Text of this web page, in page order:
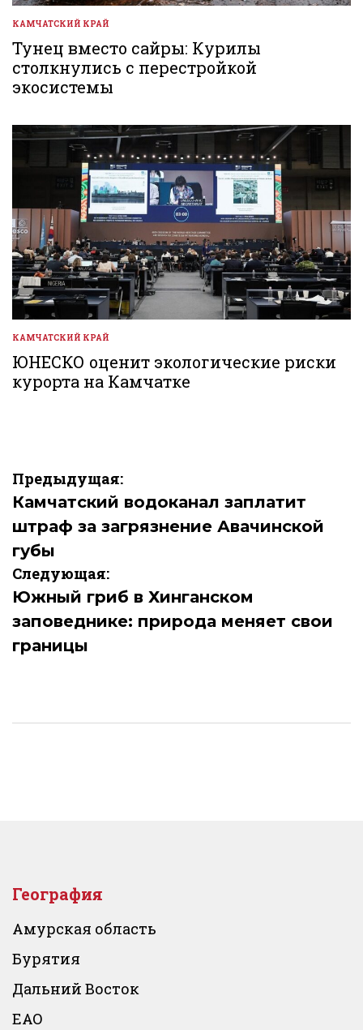
ОПУБЛИКОВАНО
В
КАМЧАТСКИЙ КРАЙ
Тунец вместо сайры: Курилы
столкнулись с перестройкой
экосистемы
ОПУБЛИКОВАНО
В
КАМЧАТСКИЙ КРАЙ
ЮНЕСКО оценит экологические риски
курорта на Камчатке
Навигация
по
записям
Предыдущая:
Камчатский водоканал заплатит
штраф за загрязнение Авачинской
губы
Следующая:
Южный гриб в Хинганском
заповеднике: природа меняет свои
границы
География
Амурская область
Бурятия
Дальний Восток
ЕАО